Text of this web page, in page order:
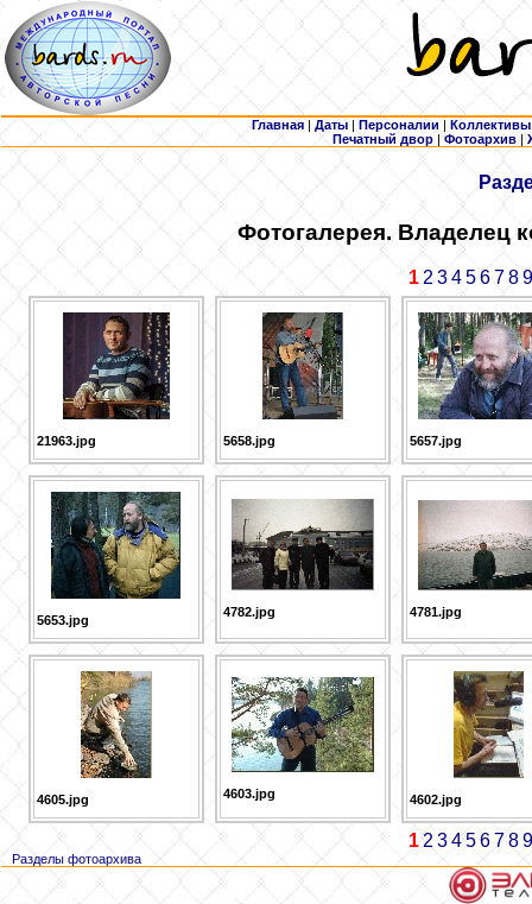
Главная | Даты | Персоналии | Коллективы
Печатный двор |Фотоархив |
Фотогалерея. Владелец
1 2 3 4 5 6 7 8 9
21963.jpg 5658.jpg 5657.jpg
5653.jpg
4782.jpg 4781.jpg
4605.jpg 4603.jpg 4602.jpg
1 2 3 4 5 6 7 8 9
Разделы фотоархива